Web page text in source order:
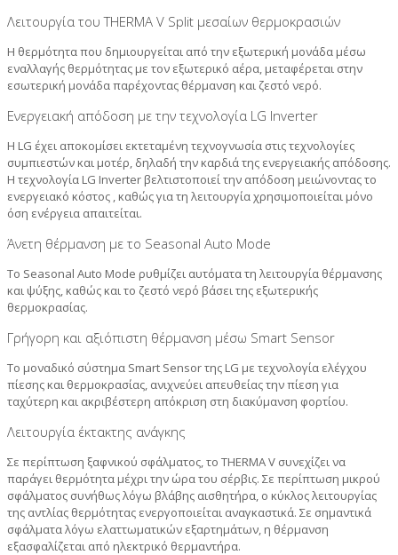
Λειτουργία του THERMA V Split μεσαίων θερμοκρασιών
Η θερμότητα που δημιουργείται από την εξωτερική μονάδα μέσω
εναλλαγής θερμότητας με τον εξωτερικό αέρα, μεταφέρεται στην
εσωτερική μονάδα παρέχοντας θέρμανση και ζεστό νερό.
Ενεργειακή απόδοση με την τεχνολογία LG Inverter
Η LG έχει αποκομίσει εκτεταμένη τεχνογνωσία στις τεχνολογίες
συμπιεστών και μοτέρ, δηλαδή την καρδιά της ενεργειακής απόδοσης.
Η τεχνολογία LG Inverter βελτιστοποιεί την απόδοση μειώνοντας το
ενεργειακό κόστος , καθώς για τη λειτουργία χρησιμοποιείται μόνο
όση ενέργεια απαιτείται.
Άνετη θέρμανση με το Seasonal Auto Mode
Το Seasonal Auto Mode ρυθμίζει αυτόματα τη λειτουργία θέρμανσης
και ψύξης, καθώς και το ζεστό νερό βάσει της εξωτερικής
θερμοκρασίας.
Γρήγορη και αξιόπιστη θέρμανση μέσω Smart Sensor
Το μοναδικό σύστημα Smart Sensor της LG με τεχνολογία ελέγχου
πίεσης και θερμοκρασίας, ανιχνεύει απευθείας την πίεση για
ταχύτερη και ακριβέστερη απόκριση στη διακύμανση φορτίου.
Λειτουργία έκτακτης ανάγκης
Σε περίπτωση ξαφνικού σφάλματος, το THERMA V συνεχίζει να
παράγει θερμότητα μέχρι την ώρα του σέρβις. Σε περίπτωση μικρού
σφάλματος συνήθως λόγω βλάβης αισθητήρα, ο κύκλος λειτουργίας
της αντλίας θερμότητας ενεργοποιείται αναγκαστικά. Σε σημαντικά
σφάλματα λόγω ελαττωματικών εξαρτημάτων, η θέρμανση
εξασφαλίζεται από ηλεκτρικό θερμαντήρα.